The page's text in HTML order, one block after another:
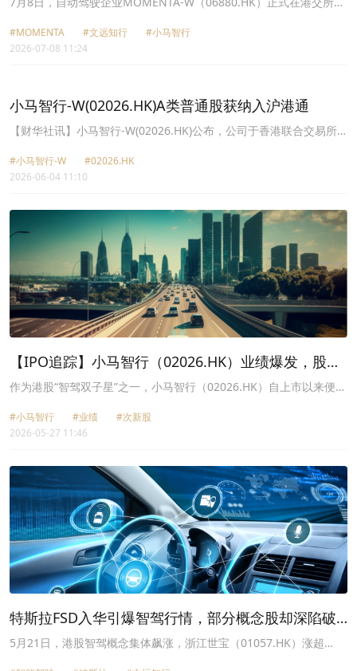
#MOMENTA #文远知行
#小马智行
2026-07-08 11:24
小马智行-W(02026.HK)A类普通股获纳入沪港通
【财华社讯】小马智行-W(02026.HK)公布，公司于香港联合交易所
自2026年6月4日起生效。于纳入后，中国内地的合资格投资者将能
够直接交易公司A类普通股。
#小马智行-W
#02026.HK
2026-06-04 11:10
【IPO追踪】小马智行（02026.HK）业绩爆发，股价
何时走出破发泥潭？
作为港股“智驾双子星”之一，小马智行（02026.HK）自上市以来便深
#小马智行 #业绩
#次新股
2026-05-27 11:46
特斯拉FSD入华引爆智驾行情，部分概念股却深陷破
发泥潭
5月21日，港股智驾概念集体飙涨，浙江世宝（01057.HK）涨超